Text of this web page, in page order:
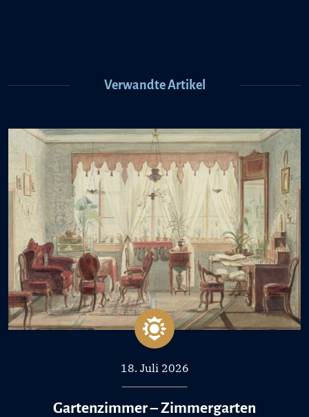
Verwandte Artikel
18. Juli 2026
Gartenzimmer – Zimmergarten